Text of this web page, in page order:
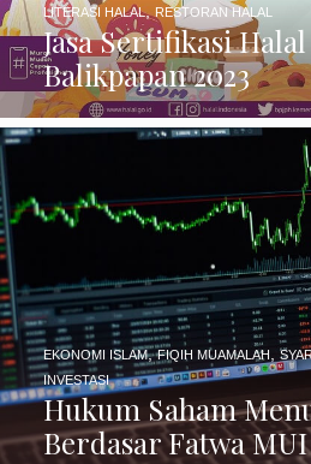
Jasa Sertifikasi
Balikpapan 2023
LITERASI HALAL, RESTORAN HALAL
Hukum Saham
Berdasar Fatwa MUI
EKONOMI ISLAM,FIQIH MUAMALAH,
INVESTASI